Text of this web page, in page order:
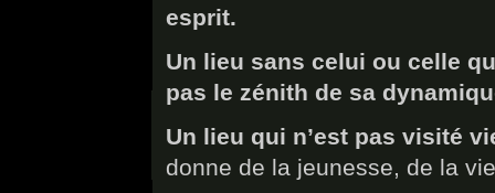
esprit.
Un lieu sans celui ou celle
pas le zénith de sa
Un lieu qui n’est pas visité
donne de la jeunesse, de la